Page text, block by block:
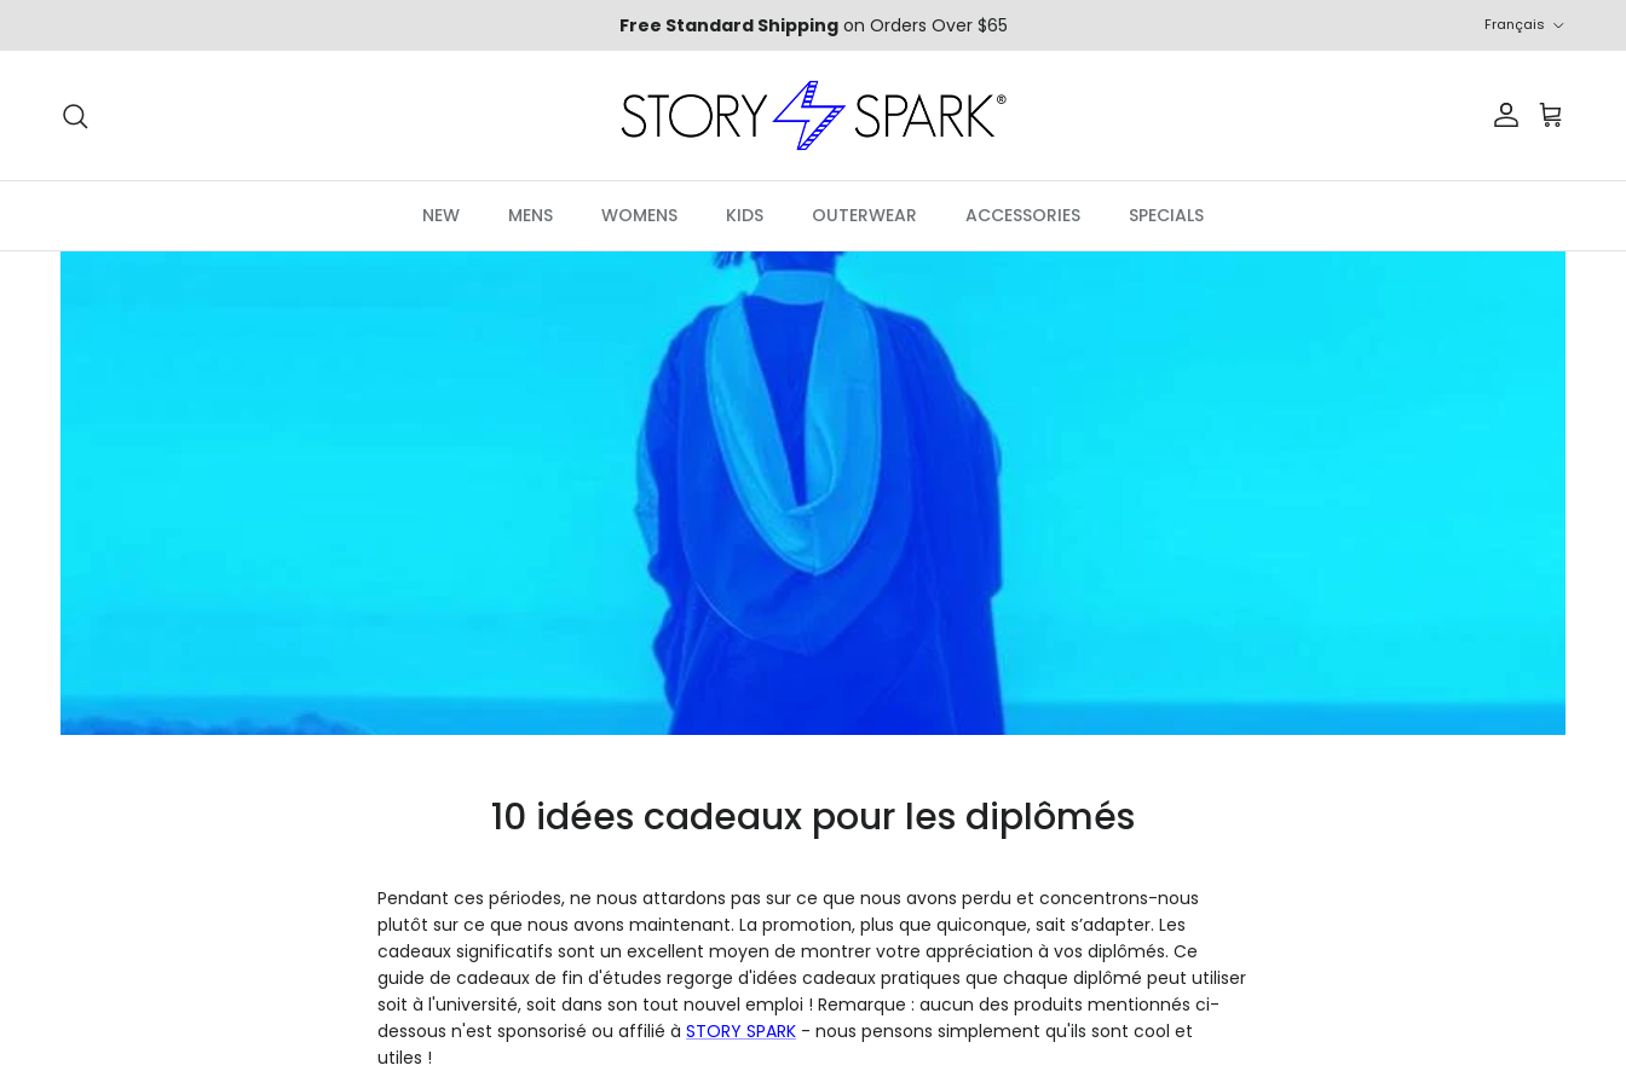
Free Standard Shippingon Orders Over $65 Français
ComptePanier
NEW MENS WOMENS KIDS OUTERWEAR ACCESSORIES SPECIALS
10 idées cadeaux pour les diplômés
Pendant ces périodes, ne nous attardons pas sur ce que nous avons perdu et concentrons-nous
plutôt sur ce que nous avons maintenant. La promotion, plus que quiconque, sait s’adapter. Les
cadeaux significatifs sont un excellent moyen de montrer votre appréciation à vos diplômés. Ce
guide de cadeaux de fin d'études regorge d'idées cadeaux pratiques que chaque diplômé peut utiliser
soit à l'université, soit dans son tout nouvel emploi ! Remarque : aucun des produits mentionnés ci-
dessous n'est sponsorisé ou affilié à STORY SPARK - nous pensons simplement qu'ils sont cool et
utiles !